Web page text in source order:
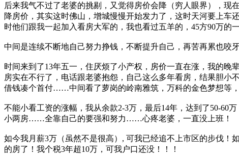
后来我气不过了老婆的挑剔，又觉得房价会降（穷人眼界），
降房价，其实这时佛山，增城慢慢开始发力了，这时天河要上车
时他们跟我一起加入看房大军的，我也看过五羊的，45方90万的
中间是连续不断地自己努力挣钱，不断提升自己，再苦再累
时间来到了13年五一，住厌烦了小产权，房价一直在涨，我的
房实在不行了，电话跟老婆抱怨，自己这么多年看房，结果胆
借钱凑个首付……中间看了萝岗的岭南雅筑，万科的金色梦想
不能小看工资的涨幅，我从余款2-3万，最后14年，达到了50-60
小两房……全靠自己的要强和努力……心疼老婆，一直没上班！
如今我月薪3万（虽然不是很高）, 可我已经追不上市区的步伐！
的房了！我个税3年超10万，可我户口还没！！！